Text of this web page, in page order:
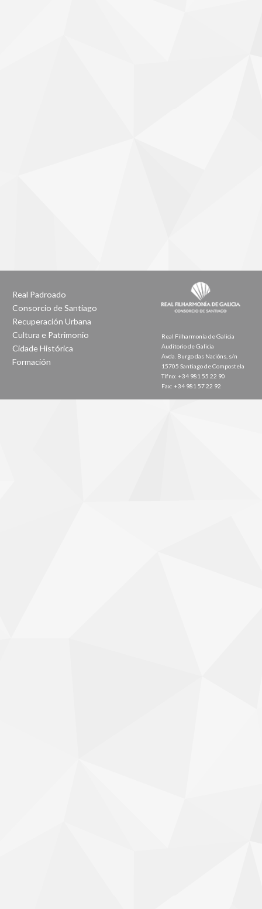
Real Padroado
Consorcio de Santiago
Recuperación Urbana
Cultura e Patrimonio
Cidade Histórica
Formación
Real Filharmonía de Galicia
Auditorio de Galicia
Avda. Burgo das Nacións, s/n
15705 Santiago de Compostela
Tlfno: +34 981 55 22 90
Fax: +34 981 57 22 92